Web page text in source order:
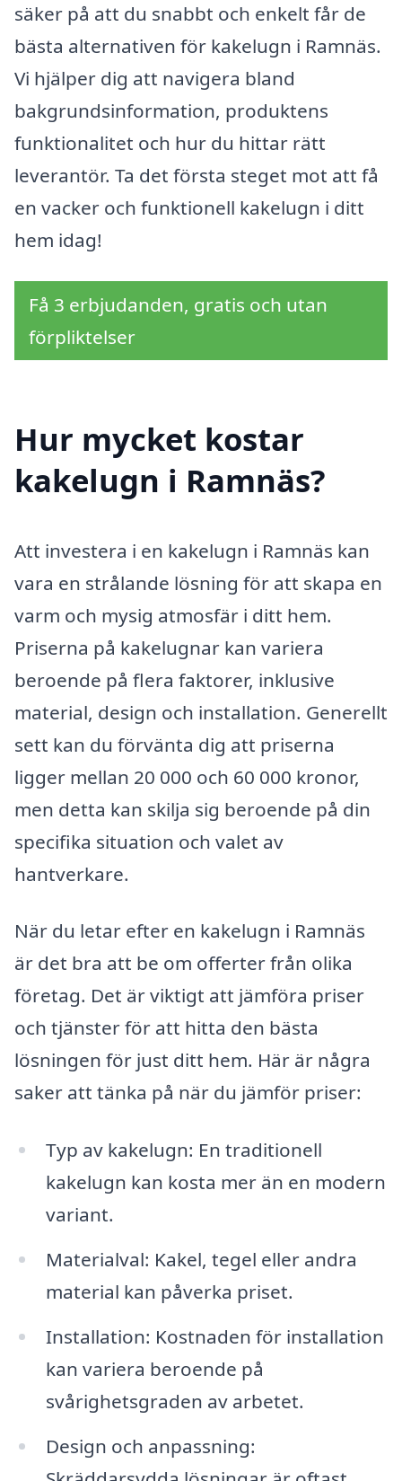
säker på att du snabbt och enkelt får de
bästa alternativen för kakelugn i Ramnäs.
Vi hjälper dig att navigera bland
bakgrundsinformation, produktens
funktionalitet och hur du hittar rätt
leverantör. Ta det första steget mot att få
en vacker och funktionell kakelugn i ditt
hem idag!
Få 3 erbjudanden, gratis och utan
förpliktelser
Hur mycket kostar
kakelugn i Ramnäs?
Att investera i en kakelugn i Ramnäs kan
vara en strålande lösning för att skapa en
varm och mysig atmosfär i ditt hem.
Priserna på kakelugnar kan variera
beroende på flera faktorer, inklusive
material, design och installation. Generellt
sett kan du förvänta dig att priserna
ligger mellan 20 000 och 60 000 kronor,
men detta kan skilja sig beroende på din
specifika situation och valet av
hantverkare.
När du letar efter en kakelugn i Ramnäs
är det bra att be om offerter från olika
företag. Det är viktigt att jämföra priser
och tjänster för att hitta den bästa
lösningen för just ditt hem. Här är några
saker att tänka på när du jämför priser:
Typ av kakelugn: En traditionell
kakelugn kan kosta mer än en modern
variant.
Materialval: Kakel, tegel eller andra
material kan påverka priset.
Installation: Kostnaden för installation
kan variera beroende på
svårighetsgraden av arbetet.
Design och anpassning: